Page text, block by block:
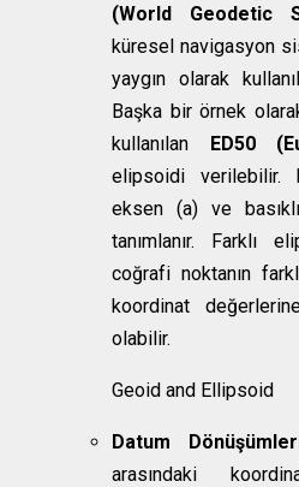
(World Geodetic
küresel navigasyon
yaygın olarak
Başka bir örnek
kullanılan ED50
elipsoidi verilebilir.
eksen (a) ve
tanımlanır. Farklı
coğrafi noktanın
koordinat
olabilir.
Geoid and Ellipsoid
Datum
arasındaki